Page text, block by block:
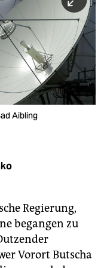
Aibling
Regierung,
begangen zu
Vorort Butscha